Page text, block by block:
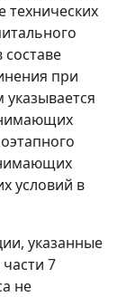
технических
при
условий в
указанные
7
не